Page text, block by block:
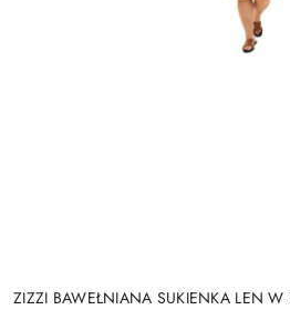
ZIZZI BAWEŁNIANA SUKIENKA LEN W